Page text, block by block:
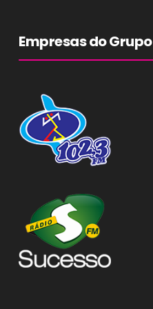
Empresas do Grupo